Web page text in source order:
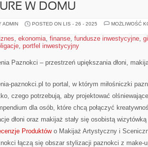
W DOMU
ADMIN POSTED ON LIS - 26 - 2025
MOŻLIWOŚĆ
, ekonomia, finanse, fundusze inwestycyjne,
, portfel inwestycyjny
Paznokci – przestrzeń upiększania dłoni,
paznokci.pl to portal, w którym miłośniczki
czego potrzebują, aby projektować
dla osób, które chcą połączyć
dłoni oraz makijaż stały się osobistą
Produktówo Makijaż Artystyczny i
łączą się obszar stylizacji paznokci z make-